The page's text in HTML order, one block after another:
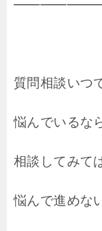
質問相談いつ
悩んでいるな
相談してみて
悩んで進めな